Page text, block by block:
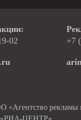
02
+7
«Агентство
«РИА-ЦЕНТР»